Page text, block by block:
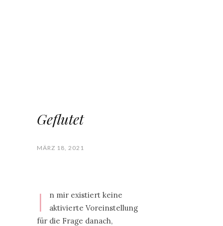
Geflutet
MÄRZ 18, 2021
I
n mir existiert keine
aktivierte Voreinstellung
für die Frage danach,